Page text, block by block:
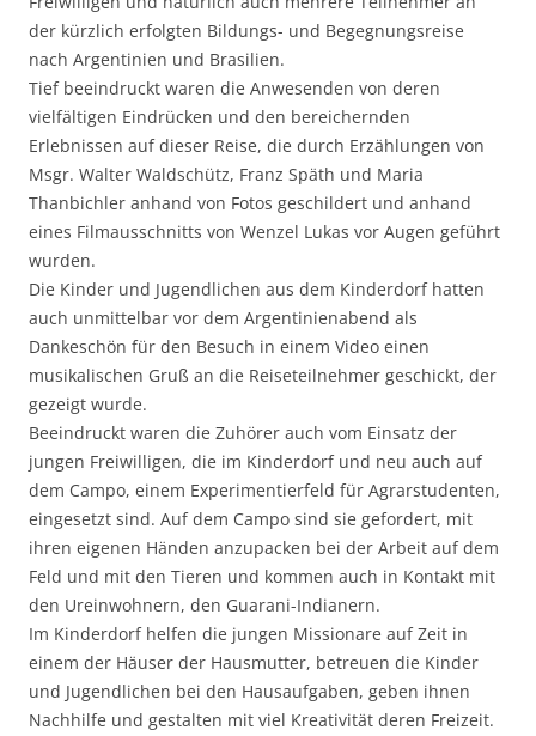
der kürzlich erfolgten Bildungs- und Begegnungsreise
nach Argentinien und Brasilien.
Tief beeindruckt waren die Anwesenden von deren
vielfältigen Eindrücken und den bereichernden
Erlebnissen auf dieser Reise, die durch Erzählungen von
Msgr. Walter Waldschütz, Franz Späth und Maria
Thanbichler anhand von Fotos geschildert und anhand
eines Filmausschnitts von Wenzel Lukas vor Augen geführt
wurden.
Die Kinder und Jugendlichen aus dem Kinderdorf hatten
auch unmittelbar vor dem Argentinienabend als
Dankeschön für den Besuch in einem Video einen
musikalischen Gruß an die Reiseteilnehmer geschickt, der
gezeigt wurde.
Beeindruckt waren die Zuhörer auch vom Einsatz der
jungen Freiwilligen, die im Kinderdorf und neu auch auf
dem Campo, einem Experimentierfeld für Agrarstudenten,
eingesetzt sind. Auf dem Campo sind sie gefordert, mit
ihren eigenen Händen anzupacken bei der Arbeit auf dem
Feld und mit den Tieren und kommen auch in Kontakt mit
den Ureinwohnern, den Guarani-Indianern.
Im Kinderdorf helfen die jungen Missionare auf Zeit in
einem der Häuser der Hausmutter, betreuen die Kinder
und Jugendlichen bei den Hausaufgaben, geben ihnen
Nachhilfe und gestalten mit viel Kreativität deren Freizeit.